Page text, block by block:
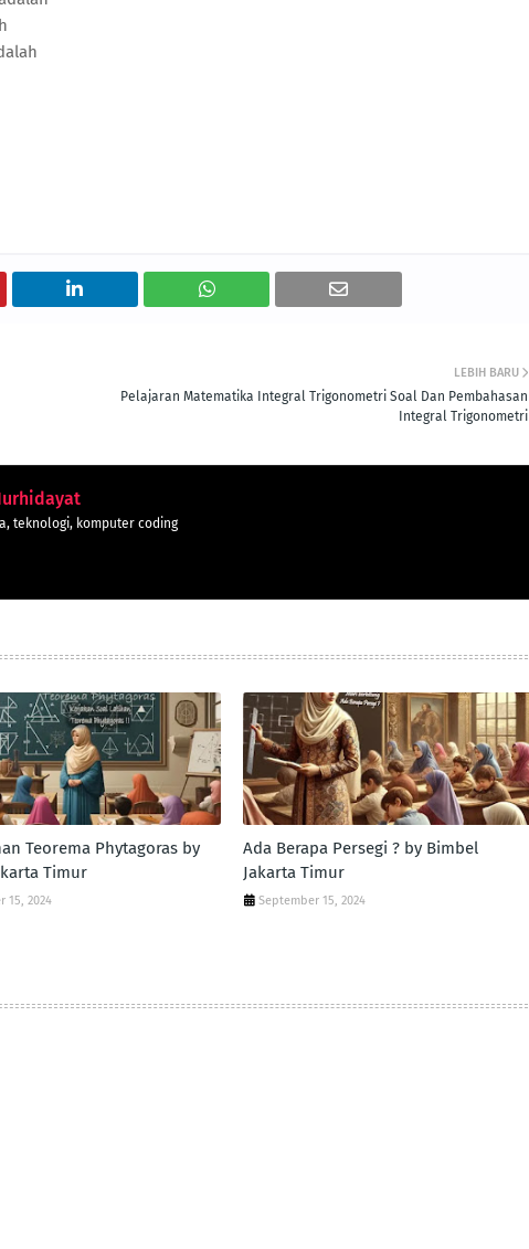
LEBIH BARU
Pelajaran Matematika Integral Trigonometri Soal Dan Pembahasan
Integral Trigonometri
teknologi, komputer coding
Teorema Phytagoras by
Timur
15, 2024
Ada Berapa Persegi ? by Bimbel
Jakarta Timur
September 15, 2024